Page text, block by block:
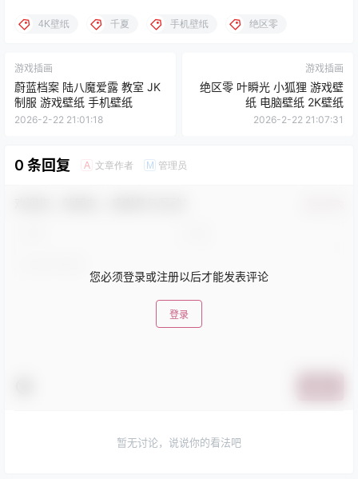
4K壁纸 千夏 手机壁纸 绝区零
游戏插画
蔚蓝档案 陆八魔爱露 教室 JK
制服 游戏壁纸 手机壁纸
2026-2-22 21:01:18
游戏插画
绝区零 叶瞬光 小狐狸 游戏壁
纸 电脑壁纸 2K壁纸
2026-2-22 21:07:31
0 条回复 A 文章作者 M 管理员
您必须登录或注册以后才能发表评论
登录
暂无讨论，说说你的看法吧